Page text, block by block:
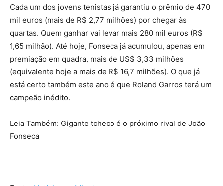
Cada um dos jovens tenistas já garantiu o prêmio de 470
mil euros (mais de R$ 2,77 milhões) por chegar às
quartas. Quem ganhar vai levar mais 280 mil euros (R$
1,65 milhão). Até hoje, Fonseca já acumulou, apenas em
premiação em quadra, mais de US$ 3,33 milhões
(equivalente hoje a mais de R$ 16,7 milhões). O que já
está certo também este ano é que Roland Garros terá um
campeão inédito.
Leia Também: Gigante tcheco é o próximo rival de João
Fonseca